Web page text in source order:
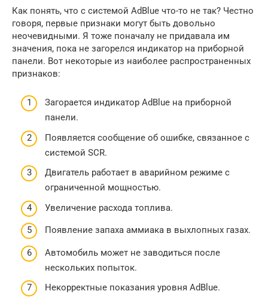
Как понять, что с системой AdBlue что-то не так? Честно
говоря, первые признаки могут быть довольно
неочевидными. Я тоже поначалу не придавала им
значения, пока не загорелся индикатор на приборной
панели. Вот некоторые из наиболее распространенных
признаков:
Загорается индикатор AdBlue на приборной
панели.
Появляется сообщение об ошибке, связанное с
системой SCR.
Двигатель работает в аварийном режиме с
ограниченной мощностью.
Увеличение расхода топлива.
Появление запаха аммиака в выхлопных газах.
Автомобиль может не заводиться после
нескольких попыток.
Некорректные показания уровня AdBlue.